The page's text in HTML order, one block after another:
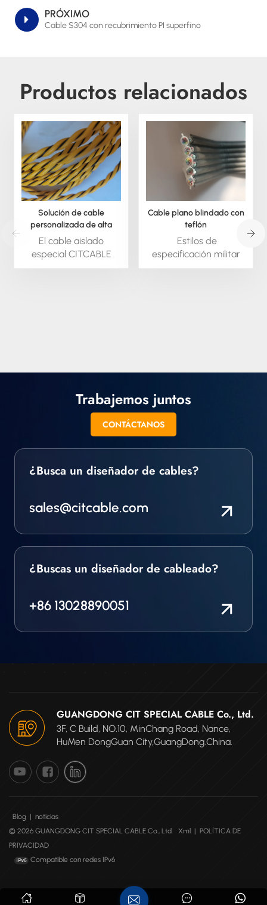
PRÓXIMO
Cable S304 con recubrimiento PI superfino
Productos relacionados
Solución de cable
personalizada de alta
temperatura para desafíos
difíciles.
El cable aislado
especial CITCABLE
está disponible bajo
trenzado y en otros
Cable plano blindado con
teflón
Estilos de
especificación militar
Una gama de cables
HP4).Estilos aprobados
Una gama de cables
con aislamiento de
TEFLON diseñados,
fabricados y lanzados
completamente para
cumplir con los
requisitos.
Trabajemos juntos
CONTÁCTANOS
¿Busca un diseñador de cables?
sales@citcable.com
¿Buscas un diseñador de cableado?
+86 13028890051
GUANGDONG CIT SPECIAL CABLE Co., Ltd.
3F, C Build, NO.10, MinChang Road, Nance,
HuMen DongGuan City,GuangDong.China.
Blog | noticias
© 2026 GUANGDONG CIT SPECIAL CABLE Co., Ltd.
Xml | POLÍTICA DE
PRIVACIDAD
Compatible con redes IPv6